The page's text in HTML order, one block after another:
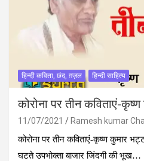
हिन्दी कविता, छंद, ग़ज़ल हिन्दी साहित्य
कोरोना पर तीन कविताएं-
11/07/2021
Ramesh kumar
कोरोना पर तीन कविताएं-कृष्‍ण कुमार
घटते उपभोक्ता बाजार जिंदगी की भूख…